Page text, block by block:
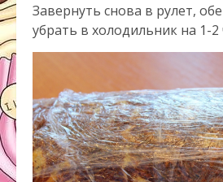
Завернуть снова в рулет,
убрать в холодильник на 1-2